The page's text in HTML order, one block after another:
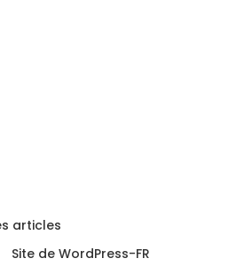
articles
Site de WordPress-FR